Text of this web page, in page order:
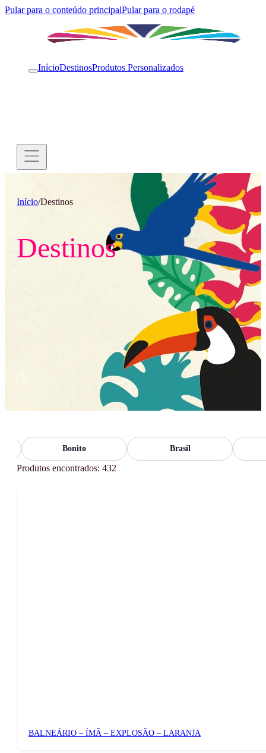
Pular para o conteúdo principalPular para o rodapé
InícioDestinosProdutos Personalizados
Início/Destinos
Destinos
Bonito Brasil
Produtos encontrados: 432
BALNEÁRIO – ÍMÃ – EXPLOSÃO – LARANJA